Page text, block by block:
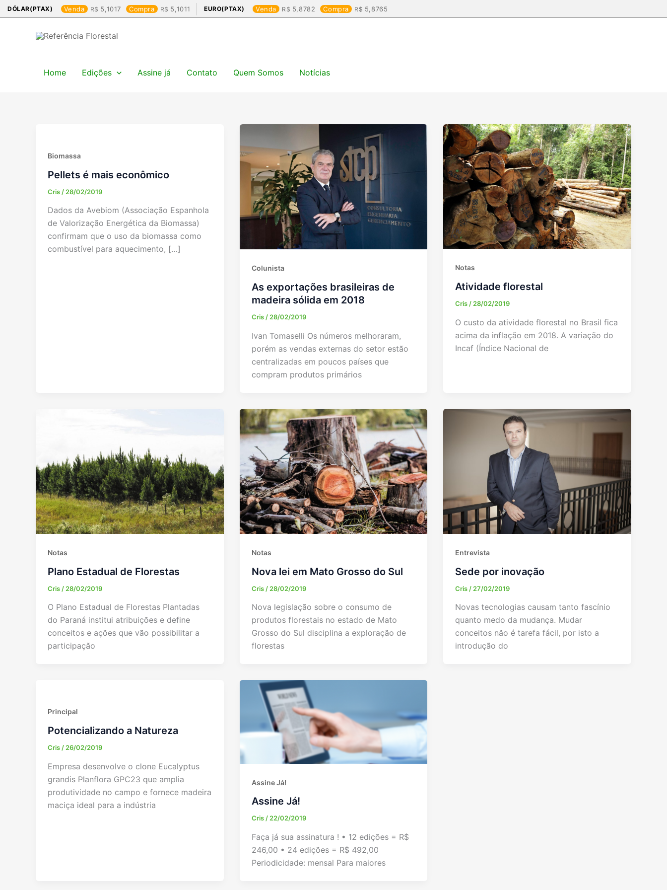
DÓLAR(PTAX) Venda 5,1017 Compra 5,1011 EURO(PTAX) Venda 5,8782 Compra 5,8765
para
Home Edições Assine já Contato Quem Somos Notícias
Biomassa
Pellets é mais econômico
Cris / 28/02/2019
Dados da Avebiom (Associação Espanhola
de Valorização Energética da Biomassa)
confirmam que o uso da biomassa como
combustível para aquecimento, […]
Colunista
As exportações brasileiras de
madeira sólida em 2018
Cris / 28/02/2019
Ivan Tomaselli Os números melhoraram,
porém as vendas externas do setor estão
centralizadas em poucos países que
compram produtos primários
Notas
Atividade florestal
Cris/28/02/2019
O custo da atividade florestal no Brasil fica
acima da inflação em 2018. A variação do
Incaf (Índice Nacional de
Notas
Plano Estadual de Florestas
Cris / 28/02/2019
O Plano Estadual de Florestas Plantadas
do Paraná institui atribuições e define
conceitos e ações que vão possibilitar a
participação
Notas
Nova lei em Mato Grosso do Sul
Cris / 28/02/2019
Nova legislação sobre o consumo de
produtos florestais no estado de Mato
Grosso do Sul disciplina a exploração de
florestas
Entrevista
Sede por inovação
Cris / 27/02/2019
Novas tecnologias causam tanto fascínio
quanto medo da mudança. Mudar
conceitos não é tarefa fácil, por isto a
introdução do
Principal
Potencializando a Natureza
Cris/26/02/2019
Empresa desenvolve o clone Eucalyptus
grandis Planflora GPC23 que amplia
produtividade no campo e fornece madeira
maciça ideal para a indústria
Assine Já!
Assine Já!
Cris/22/02/2019
Faça já sua assinatura ! • 12 edições = R$
246,00 • 24 edições = R$ 492,00
Periodicidade: mensal Para maiores